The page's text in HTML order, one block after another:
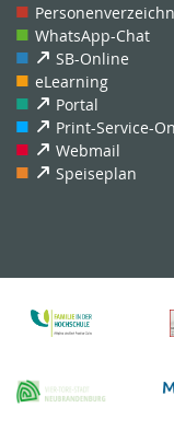
WhatsApp-Chat
SB-Online
eLearning
Portal
Print-Service-
Webmail
Speiseplan